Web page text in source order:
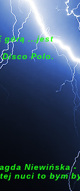
górą ...jest
Disco Polo.
Niewińska -
nuci to bym